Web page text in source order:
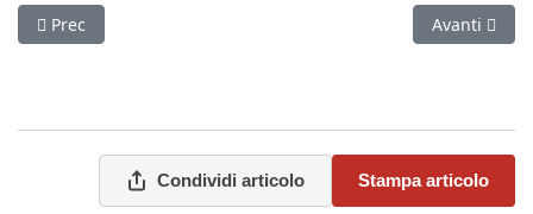
Articolo precedente: Seduta dell’Esecutivo allargato dell’11
Prec Articolo
Avanti
Condividi articolo Stampa articolo